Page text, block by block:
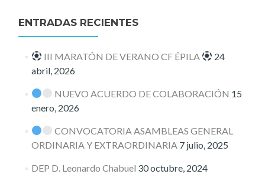
ENTRADAS RECIENTES
III MARATÓN DE VERANO CF ÉPILA
24
abril, 2026
NUEVO ACUERDO DE COLABORACIÓN 15
enero, 2026
CONVOCATORIA ASAMBLEAS GENERAL
ORDINARIA Y EXTRAORDINARIA 7 julio, 2025
DEP D. Leonardo Chabuel 30 octubre, 2024